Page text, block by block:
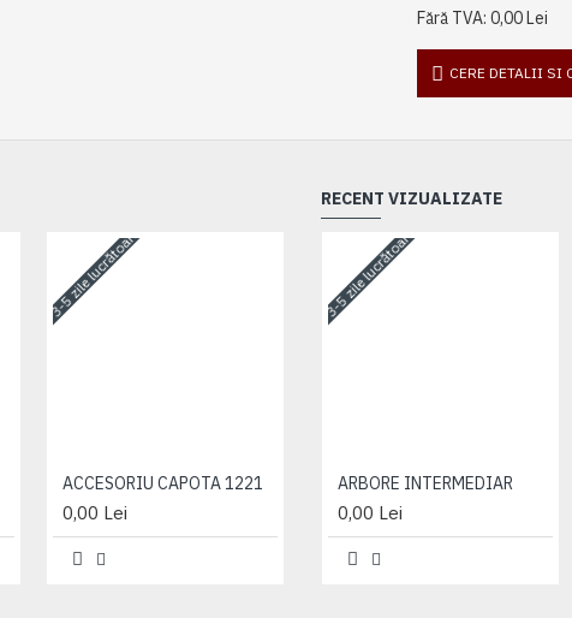
Fără TVA: 0,00 Lei
CERE DETALII SI
3-5 zile lucrătoare
ACCESORIU CAPOTA 1221
0,00 Lei
3-5 zile lucrătoare
ACCESORIU CAPOTA 1221
0,00 Lei
RECENT VIZUALIZATE
3-5 zile lucrătoare
ARBORE INTERMEDIAR
0,00 Lei